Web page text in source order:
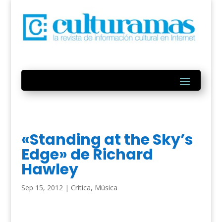
«Standing at the Sky’s
Edge» de Richard
Hawley
Sep 15, 2012| Crítica, Música